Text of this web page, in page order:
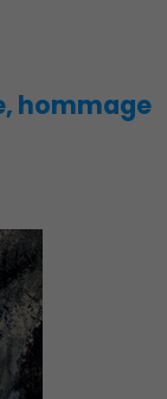
hommage